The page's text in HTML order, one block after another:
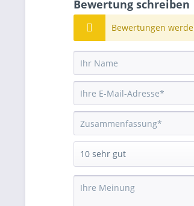
Bewertung schreiben
Bewertungen